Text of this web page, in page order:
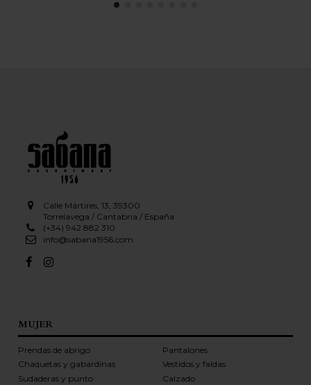
Calle Mártires, 13, 39300
Torrelavega / Cantabria / España
(+34) 942 882 310
info@sabana1956.com
MUJER
Prendas de abrigo
Chaquetas y gabardinas
Sudaderas y punto
Pantalones
Vestidos y faldas
Calzado